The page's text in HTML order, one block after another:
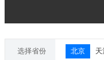
选择省份 北京